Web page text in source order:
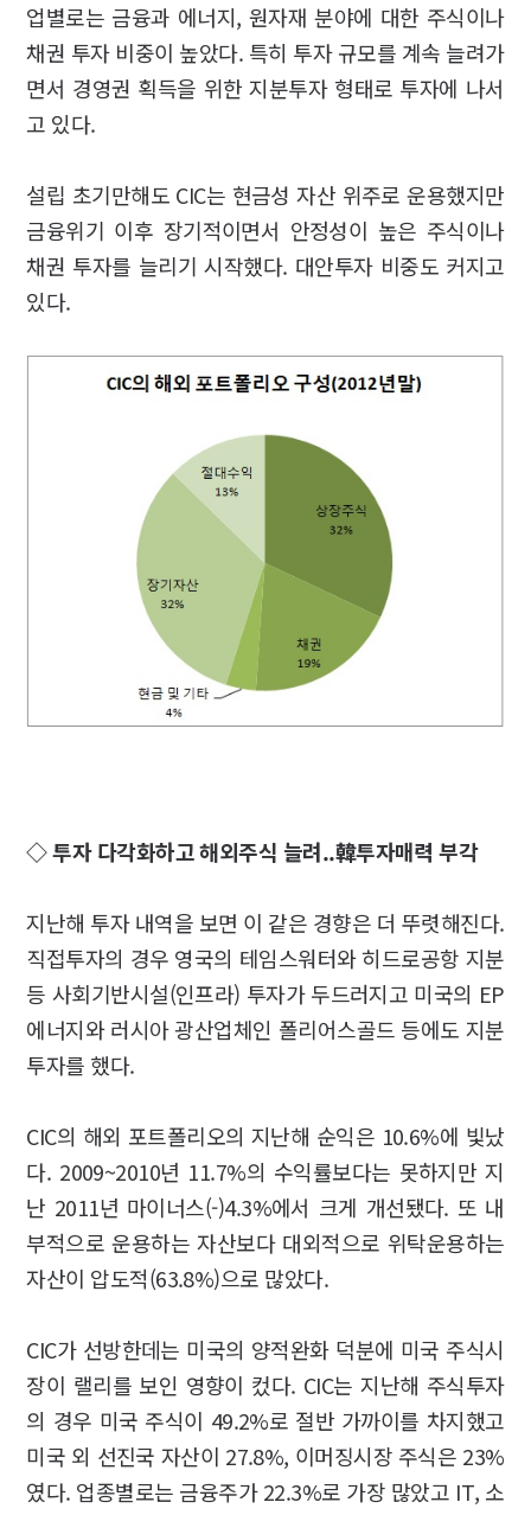
업별로는 금융과 에너지, 원자재 분야에 대한 주식이나
채권 투자 비중이 높았다. 특히 투자 규모를 계속 늘려가
면서 경영권 획득을 위한 지분투자 형태로 투자에 나서
고 있다.
설립 초기만해도 CIC는 현금성 자산 위주로 운용했지만
금융위기 이후 장기적이면서 안정성이 높은 주식이나
채권 투자를 늘리기 시작했다. 대안투자 비중도 커지고
있다.
◇ 투자 다각화하고 해외주식 늘려..韓투자매력 부각
지난해 투자 내역을 보면 이 같은 경향은 더 뚜렷해진다.
직접투자의 경우 영국의 테임스워터와 히드로공항 지분
등 사회기반시설(인프라) 투자가 두드러지고 미국의 EP
에너지와 러시아 광산업체인 폴리어스골드 등에도 지분
투자를 했다.
CIC의 해외 포트폴리오의 지난해 순익은 10.6%에 빛났
다. 2009~2010년 11.7%의 수익률보다는 못하지만 지
난 2011년 마이너스(-)4.3%에서 크게 개선됐다. 또 내
부적으로 운용하는 자산보다 대외적으로 위탁운용하는
자산이 압도적(63.8%)으로 많았다.
CIC가 선방한데는 미국의 양적완화 덕분에 미국 주식시
장이 랠리를 보인 영향이 컸다. CIC는 지난해 주식투자
의 경우 미국 주식이 49.2%로 절반 가까이를 차지했고
미국 외 선진국 자산이 27.8%, 이머징시장 주식은 23%
였다. 업종별로는 금융주가 22.3%로 가장 많았고 IT, 소